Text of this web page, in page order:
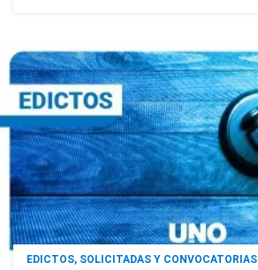
EDICTOS, SOLICITADAS Y CONVOCATORIAS